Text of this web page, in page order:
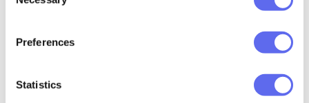
Preferences
Statistics
eso es lo que la mayoría de la gente
¡ayudemos a nuestros comedores de